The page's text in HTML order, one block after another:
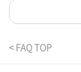
< FAQ TOP